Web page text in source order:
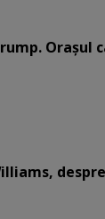
Orașul